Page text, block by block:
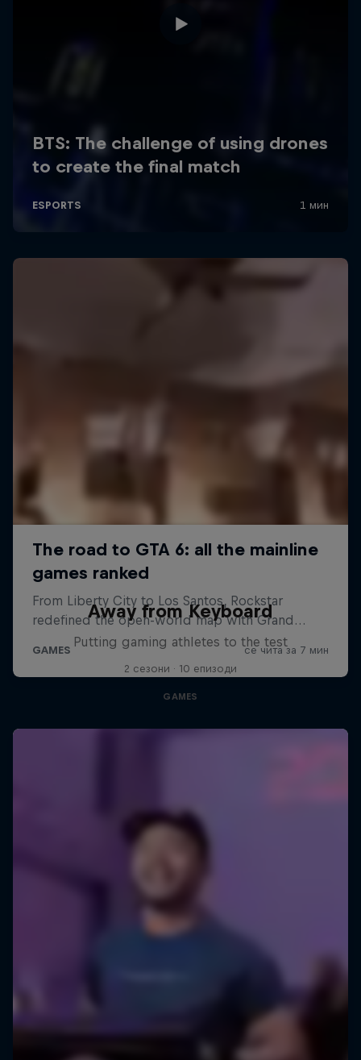
Away from Keyboard
Putting gaming athletes to the test
2 сезони · 10 епизоди
GAMES